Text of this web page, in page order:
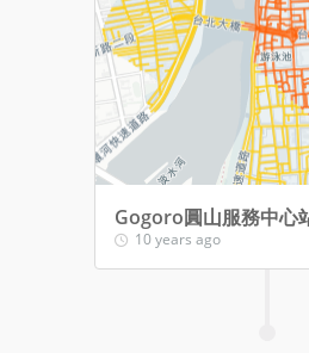
Gogoro圓山服務中心
10 years ago